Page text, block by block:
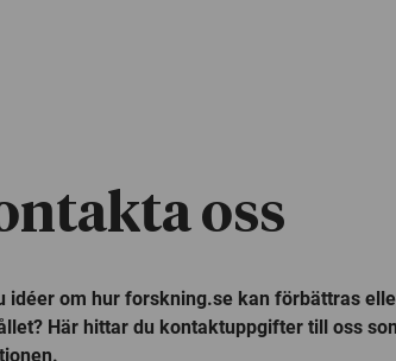
oss
idéer om hur forskning.se kan förbättras
Här hittar du kontaktuppgifter till oss